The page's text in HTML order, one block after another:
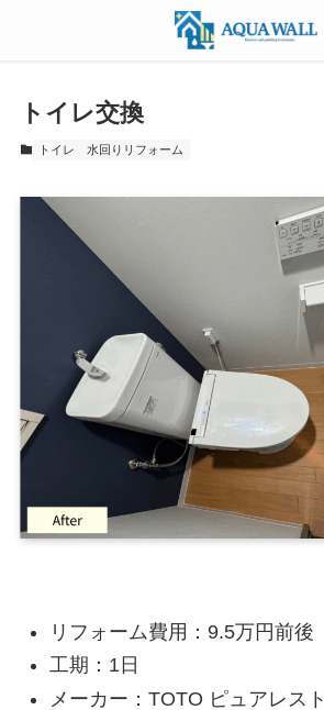
トイレ交換
トイレ 水回りリフォーム
リフォーム費用：9.5万円前後
工期：1日
メーカー：TOTO ピュアレスト